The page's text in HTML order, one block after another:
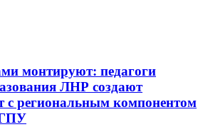
монтируют: педагоги
ЛНР создают
с региональным компонентом